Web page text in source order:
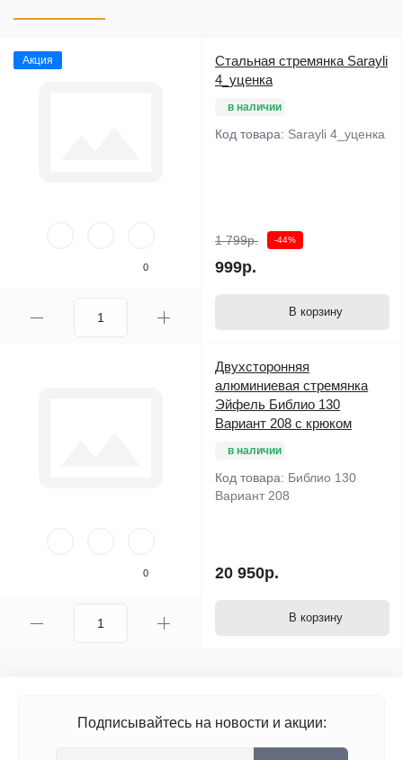
Акция
0
Стальная стремянка Sarayli
4_уценка
в наличии
Код товара: Sarayli 4_уценка
1 799р. -44%
999р.
В корзину
0
Двухсторонняя
алюминиевая стремянка
Эйфель Библио 130
Вариант 208 с крюком
в наличии
Код товара: Библио 130
Вариант 208
20 950р.
В корзину
Подписывайтесь на новости и акции: